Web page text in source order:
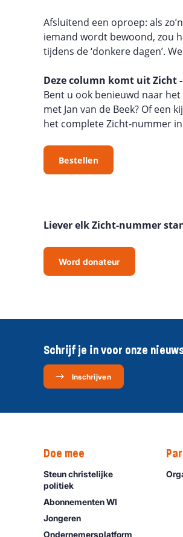
Afsluitend een oproep: als
iemand wordt bewoond, zou
tijdens de ‘donkere dagen’.
Deze column komt uit Zicht
Bent u ook benieuwd naar
met Jan van de Beek? Of een
het complete Zicht-nummer
Bestellen
Liever elk Zicht-nummer
Word donateur
Schrijf je in voor onze
Inschrijven
Doe mee
Steun christelijke
politiek
Abonnementen WI
Jongeren
Ondernemers­platform